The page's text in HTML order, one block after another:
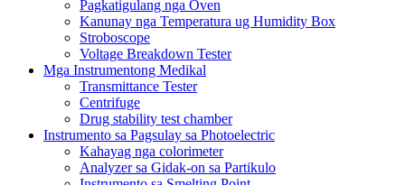
Pagkatigulang nga Oven
Kanunay nga Temperatura ug Humidity Box
Stroboscope
Voltage Breakdown Tester
Mga Instrumentong Medikal
Transmittance Tester
Centrifuge
Drug stability test chamber
Instrumento sa Pagsulay sa Photoelectric
Kahayag nga colorimeter
Analyzer sa Gidak-on sa Partikulo